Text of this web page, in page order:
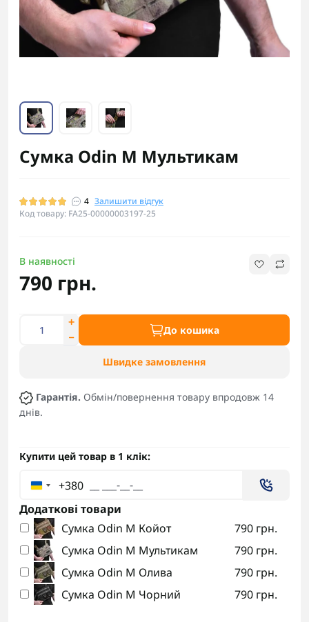
Сумка Odin M Мультикам
4 Залишити відгук
Код товару: FA25-00000003197-25
В наявності
790 грн.
До кошика
Швидке замовлення
Гарантія. Обмін/повернення товару впродовж 14
днів.
Купити цей товар в 1 клік:
+380
Додаткові товари
Сумка Odin M Койот
790 грн.
Сумка Odin M Мультикам
790 грн.
Сумка Odin M Олива
790 грн.
Сумка Odin M Чорний
790 грн.